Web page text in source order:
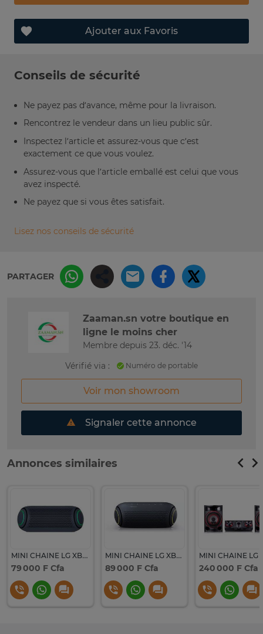
Ajouter aux Favoris
Conseils de sécurité
Ne payez pas d’avance, même pour la livraison.
Rencontrez le vendeur dans un lieu public sûr.
Inspectez l’article et assurez-vous que c’est
exactement ce que vous voulez.
Assurez-vous que l’article emballé est celui que vous
avez inspecté.
Ne payez que si vous êtes satisfait.
Lisez nos conseils de sécurité
PARTAGER
Zaaman.sn votre boutique en
ligne le moins cher
Membre depuis 23. déc. '14
Vérifié via :
Numéro de portable
Voir mon showroom
Signaler cette annonce
Annonces similaires
MINI CHAINE LG XBOOM PORTABLE 24HR BATTERIE PL5
79 000 F Cfa
MINI CHAINE LG XBOOM PORTABLE 24HR BATTERIE PL5
89 000 F Cfa 240 000 F Cfa